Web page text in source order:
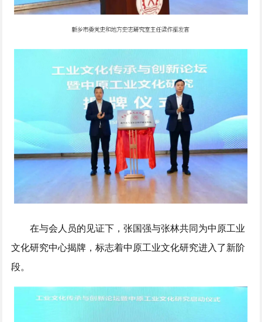
在与会人员的见证下，张国强与张林共同为中原工业
文化研究中心揭牌，标志着中原工业文化研究进入了新阶
段。